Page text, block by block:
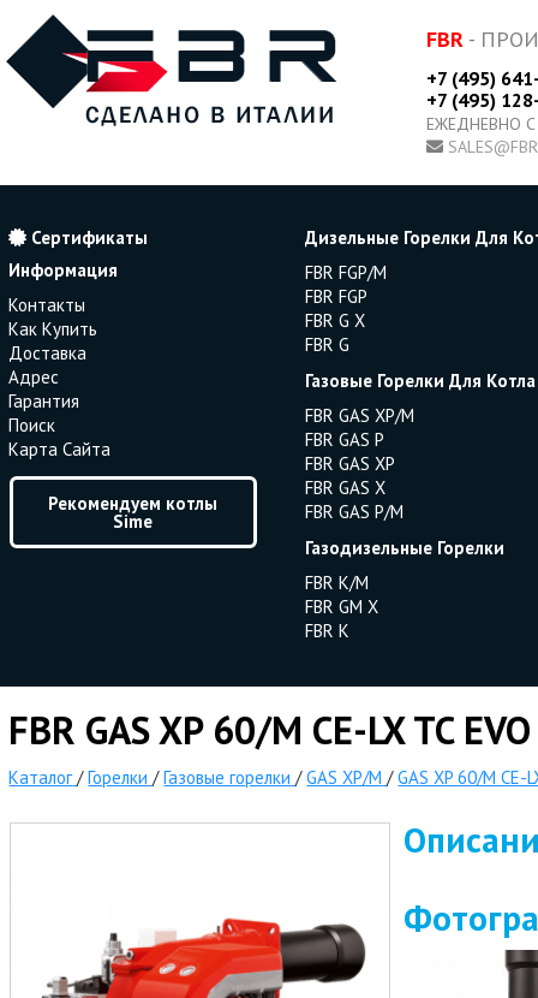
FBR -
+7 (495)
+7 (495)
ЕЖЕДНЕВНО
Сертификаты
Информация
Контакты
Как Купить
Доставка
Адрес
Гарантия
Поиск
Карта Сайта
Рекомендуем котлы
Sime
Дизельные Горелки Для
FBR FGP/M
FBR FGP
FBR G X
FBR G
Газовые Горелки Для Котла
FBR GAS XP/M
FBR GAS P
FBR GAS XP
FBR GAS X
FBR GAS P/M
Газодизельные Горелки
FBR K/M
FBR GM X
FBR K
FBR GAS XP 60/M CE-LX TC
Каталог /Горелки /Газовые горелки /GAS XP/M /GAS XP 60/M CE-